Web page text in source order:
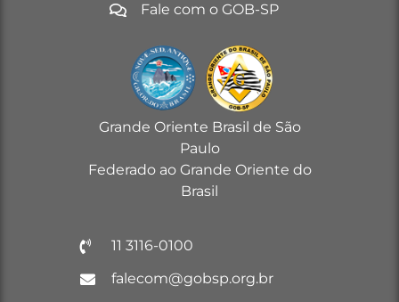
Fale com o GOB-SP
Grande Oriente Brasil de São
Paulo
Federado ao Grande Oriente do
Brasil
11 3116-0100
falecom@gobsp.org.br